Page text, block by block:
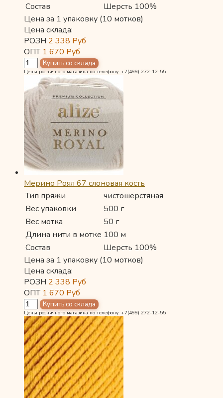
Состав
Шерсть 100%
Цена за 1 упаковку (10 мотков)
Цена склада:
РОЗН 2 338 Руб
ОПТ 1 670 Руб
Цены розничного магазина по телефону: +7(499) 272-12-55
Мерино Роял 67 слоновая кость
Тип пряжи
чистошерстяная
Вес упаковки
500 г
Вес мотка
50 г
Длина нити в мотке 100 м
Состав
Шерсть 100%
Цена за 1 упаковку (10 мотков)
Цена склада:
РОЗН 2 338 Руб
ОПТ 1 670 Руб
Цены розничного магазина по телефону: +7(499) 272-12-55